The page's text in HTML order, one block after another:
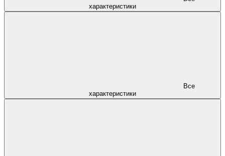
характеристики
характеристики